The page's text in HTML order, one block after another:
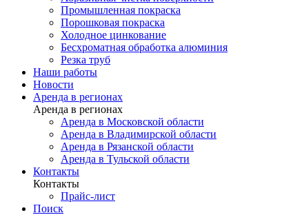
Промышленная покраска
Порошковая покраска
Холодное цинкование
Бесхроматная обработка алюминия
Резка труб
Наши работы
Новости
Аренда в регионах
Аренда в регионах
Аренда в Московской области
Аренда в Владимирской области
Аренда в Рязанской области
Аренда в Тульской области
Контакты
Контакты
Прайс-лист
Поиск